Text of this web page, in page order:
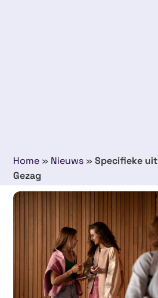
Home » Nieuws »Specifieke
Gezag
19 september 2025